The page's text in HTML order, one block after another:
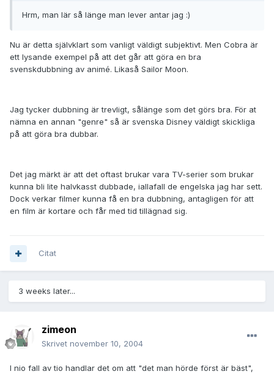
Hrm, man lär så länge man lever antar jag :)
Nu är detta självklart som vanligt väldigt subjektivt. Men Cobra är
ett lysande exempel på att det går att göra en bra
svenskdubbning av animé. Likaså Sailor Moon.
Jag tycker dubbning är trevligt, sålänge som det görs bra. För at
nämna en annan "genre" så är svenska Disney väldigt skickliga
på att göra bra dubbar.
Det jag märkt är att det oftast brukar vara TV-serier som brukar
kunna bli lite halvkasst dubbade, iallafall de engelska jag har sett.
Dock verkar filmer kunna få en bra dubbning, antagligen för att
en film är kortare och får med tid tillägnad sig.
Citat
3 weeks later...
zimeon
Skrivet november 10, 2004
I nio fall av tio handlar det om att "det man hörde först är bäst",